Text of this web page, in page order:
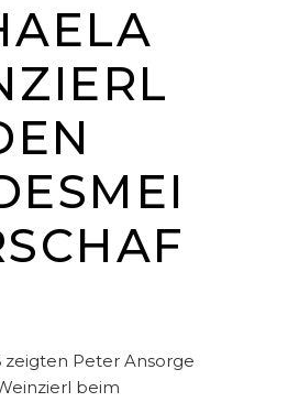
zeigten Peter Ansorge
beim